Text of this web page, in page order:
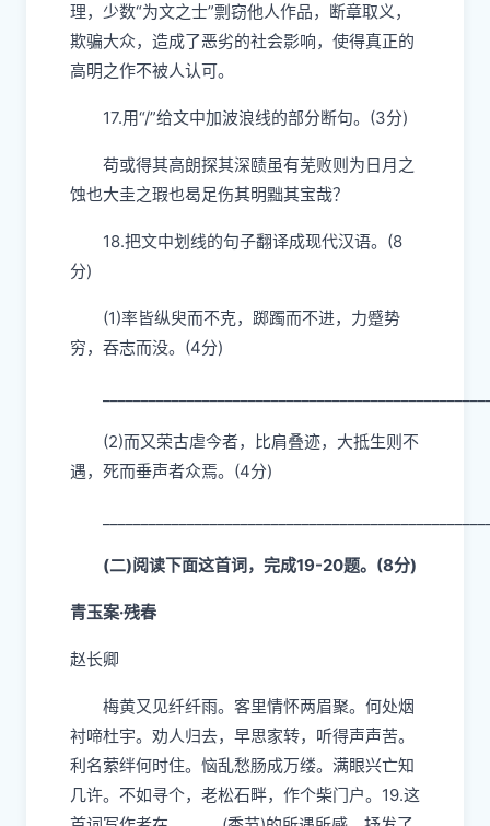
理，少数“为文之士”剽窃他人作品，断章取义，
欺骗大众，造成了恶劣的社会影响，使得真正的
高明之作不被人认可。
17.用“/”给文中加波浪线的部分断句。(3分)
苟或得其高朗探其深赜虽有芜败则为日月之
蚀也大圭之瑕也曷足伤其明黜其宝哉？
18.把文中划线的句子翻译成现代汉语。(8
分)
(1)率皆纵臾而不克，踯躅而不进，力蹙势
穷，吞志而没。(4分)
(2)而又荣古虐今者，比肩叠迹，大抵生则不
遇，死而垂声者众焉。(4分)
(二)阅读下面这首词，完成19-20题。(8分)
青玉案·残春
赵长卿
梅黄又见纤纤雨。客里情怀两眉聚。何处烟
衬啼杜宇。劝人归去，早思家转，听得声声苦。
利名萦绊何时住。恼乱愁肠成万缕。满眼兴亡知
几许。不如寻个，老松石畔，作个柴门户。19.这